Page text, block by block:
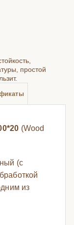
простой
(Wood
(с
из